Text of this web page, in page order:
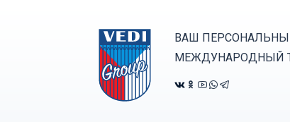
ВАШ
МЕЖДУНАРОДНЫЙ